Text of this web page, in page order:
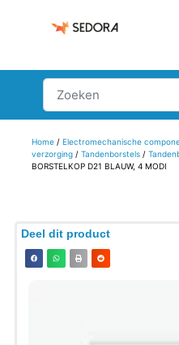
Home/ Electromechanische
verzorging/ Tandenborstels/
BORSTELKOP D21 BLAUW, 4 MODI
Deel dit product